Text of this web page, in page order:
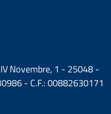
Novembre, 1 - 25048 -
- C.F.: 00882630171